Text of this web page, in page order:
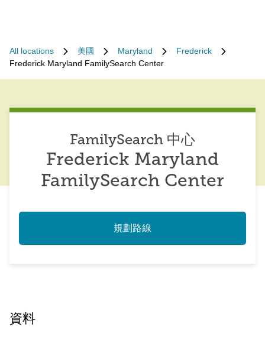
All locations 美國 Maryland
Frederick
Frederick Maryland FamilySearch Center
FamilySearch 中心
Frederick Maryland
FamilySearch Center
規劃路線
資料